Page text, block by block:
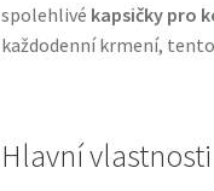
spolehlivé kapsičky pro
každodenní krmení, tento
Hlavní vlastnosti